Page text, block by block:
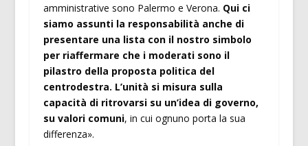
amministrative sono Palermo e Verona. Qui ci
siamo assunti la responsabilità anche di
presentare una lista con il nostro simbolo
per riaffermare che i moderati sono il
pilastro della proposta politica del
centrodestra. L’unità si misura sulla
capacità di ritrovarsi su un’idea di governo,
su valori comuni, in cui ognuno porta la sua
differenza».